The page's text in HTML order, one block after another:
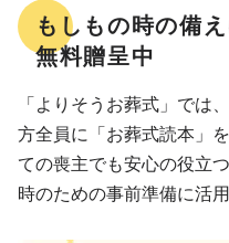
もしもの時の備
無料贈呈中
「よりそうお葬式」では
方全員に「お葬式読本」
ての喪主でも安心の役立
時のための事前準備に活用